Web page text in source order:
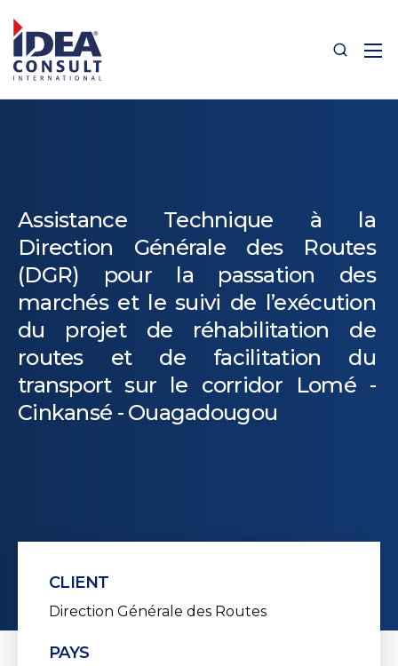
Assistance Technique à la
Direction Générale des Routes
(DGR) pour la passation des
marchés et le suivi de l’exécution
du projet de réhabilitation de
routes et de facilitation du
transport sur le corridor Lomé -
Cinkansé - Ouagadougou
CLIENT
Direction Générale des Routes
PAYS